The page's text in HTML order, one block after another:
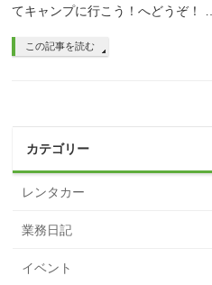
てキャンプに行こう！へどうぞ！ …
この記事を読む
カテゴリー
レンタカー
業務日記
イベント